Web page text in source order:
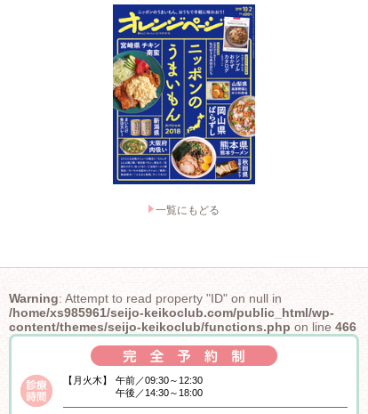
一覧にもどる
Warning: Attempt to read property "ID" on null in
/home/xs985961/seijo-keikoclub.com/public_html/wp-
content/themes/seijo-keikoclub/functions.php on line 466
【月火木】
午前／09:30～12:30
午後／14:30～18:00